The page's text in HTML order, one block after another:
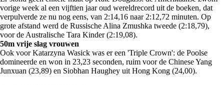
vorige week al een vijftien jaar oud wereldrecord uit de boeken, dat
verpulverde ze nu nog eens, van 2:14,16 naar 2:12,72 minuten. Op
grote afstand werd de Russische Alina Zmushka tweede (2:18,79),
voor de Australische Tara Kinder (2:19,08).
50m vrije slag vrouwen
Ook voor Katarzyna Wasick was er een 'Triple Crown': de Poolse
domineerde en won in 23,23 seconden, ruim voor de Chinese Yang
Junxuan (23,89) en Siobhan Haughey uit Hong Kong (24,00).